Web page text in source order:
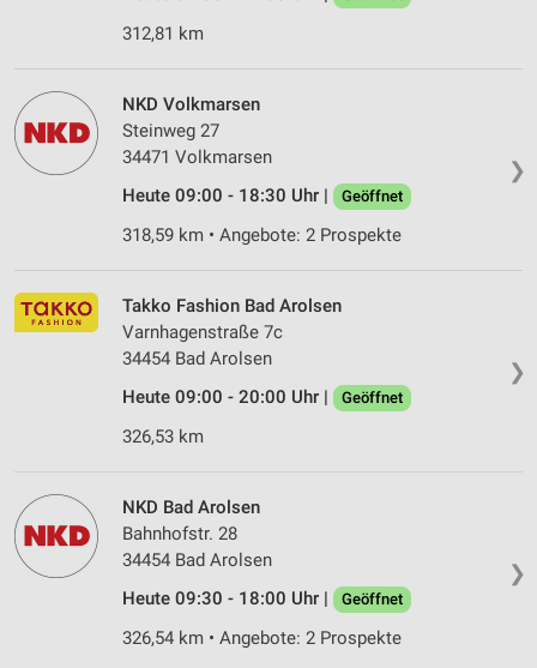
312,81 km
❯
NKD Volkmarsen
Steinweg 27
34471 Volkmarsen
Heute 09:00 - 18:30 Uhr |
Geöffnet
318,59 km • Angebote: 2 Prospekte
❯
Takko Fashion Bad Arolsen
Varnhagenstraße 7c
34454 Bad Arolsen
Heute 09:00 - 20:00 Uhr |
Geöffnet
326,53 km
❯
NKD Bad Arolsen
Bahnhofstr. 28
34454 Bad Arolsen
Heute 09:30 - 18:00 Uhr |
Geöffnet
326,54 km • Angebote: 2 Prospekte